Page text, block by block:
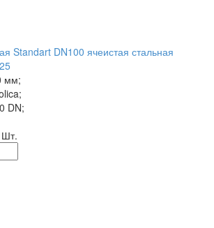
Standart DN100 ячеистая стальная
мм;
DN;
Шт.